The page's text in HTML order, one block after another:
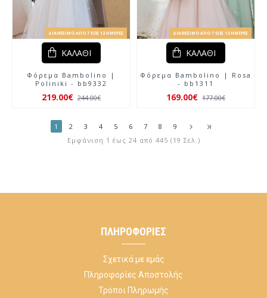
ΔΙΑΘΈΣΙΜΟ ΑΠΌ 7 ΈΩΣ 12 ΗΜΈΡΕΣ
Φόρεμα Bambolino |
Poliniki - bb9332
219.00€ 244.00€
ΚΑΛΆΘΙ
ΔΙΑΘΈΣΙΜΟ ΑΠΌ 7 ΈΩΣ 12 ΗΜΈΡΕΣ
Φόρεμα Bambolino | Rosa
- bb1311
169.00€ 177.00€
ΚΑΛΆΘΙ
1 2 3 4 5 6 7 8
9
Εμφάνιση 1 έως 24 από 445 (19 Σελ.)
ΠΛΗΡΟΦΟΡΊΕΣ
Σχετικά με εμάς
Πληροφορίες Αποστολής
Τρόποι Πληρωμής